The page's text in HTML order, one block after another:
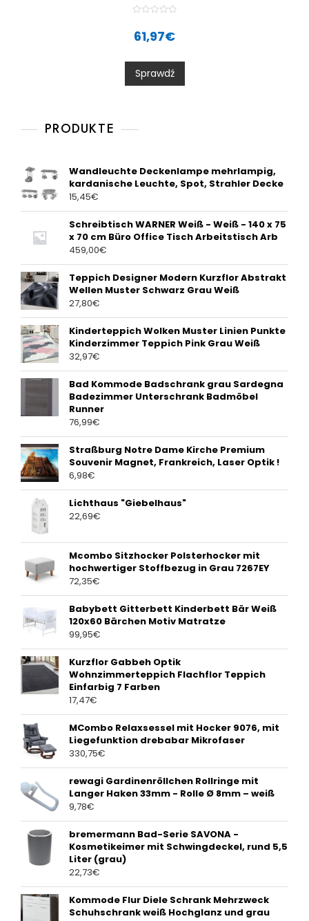
0
o
t
61,97€
Sprawdź
PRODUKTE
Wandleuchte Deckenlampe mehrlampig,
kardanische Leuchte, Spot, Strahler Decke
15,45€
Schreibtisch WARNER Weiß - Weiß - 140 x 75
x 70 cm Büro Office Tisch Arbeitstisch Arb
459,00€
Teppich Designer Modern Kurzflor Abstrakt
Wellen Muster Schwarz Grau Weiß
27,80€
Kinderteppich Wolken Muster Linien Punkte
Kinderzimmer Teppich Pink Grau Weiß
32,97€
Bad Kommode Badschrank grau Sardegna
Badezimmer Unterschrank Badmöbel
Runner
76,99€
Straßburg Notre Dame Kirche Premium
Souvenir Magnet, Frankreich, Laser Optik !
6,98€
Lichthaus "Giebelhaus"
22,69€
Mcombo Sitzhocker Polsterhocker mit
hochwertiger Stoffbezug in Grau 7267EY
72,35€
Babybett Gitterbett Kinderbett Bär Weiß
120x60 Bärchen Motiv Matratze
99,95€
Kurzflor Gabbeh Optik
Wohnzimmerteppich Flachflor Teppich
Einfarbig 7 Farben
17,47€
MCombo Relaxsessel mit Hocker 9076, mit
Liegefunktion drebabar Mikrofaser
330,75€
rewagi Gardinenröllchen Rollringe mit
Langer Haken 33mm - Rolle Ø 8mm – weiß
9,78€
bremermann Bad-Serie SAVONA -
Kosmetikeimer mit Schwingdeckel, rund 5,5
Liter (grau)
22,73€
Kommode Flur Diele Schrank Mehrzweck
Schuhschrank weiß Hochglanz und grau